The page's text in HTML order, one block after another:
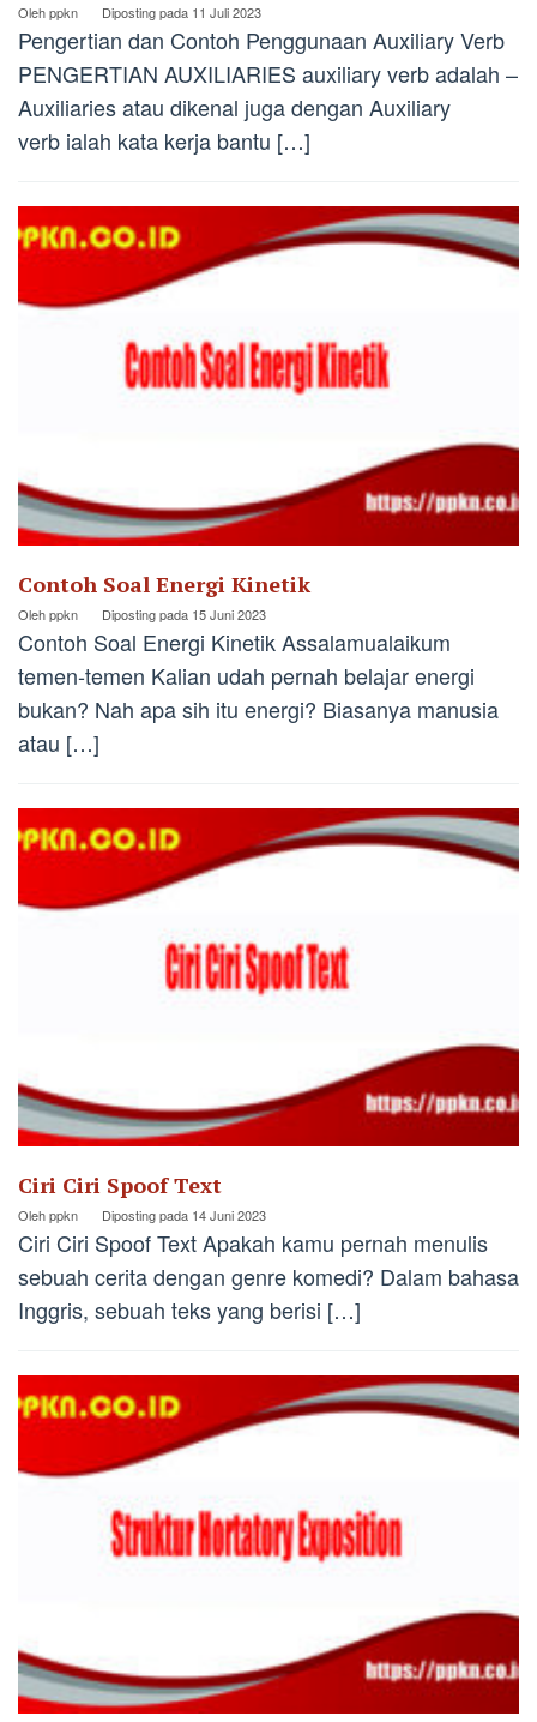
Olehppkn Diposting pada 11 Juli 2023
Pengertian dan Contoh Penggunaan Auxiliary Verb
PENGERTIAN AUXILIARIES auxiliary verb adalah –
Auxiliaries atau dikenal juga dengan Auxiliary
verb ialah kata kerja bantu […]
Contoh Soal Energi Kinetik
Olehppkn Diposting pada 15 Juni 2023
Contoh Soal Energi Kinetik Assalamualaikum
temen-temen Kalian udah pernah belajar energi
bukan? Nah apa sih itu energi? Biasanya manusia
atau […]
Ciri Ciri Spoof Text
Olehppkn Diposting pada 14 Juni 2023
Ciri Ciri Spoof Text Apakah kamu pernah menulis
sebuah cerita dengan genre komedi? Dalam bahasa
Inggris, sebuah teks yang berisi […]